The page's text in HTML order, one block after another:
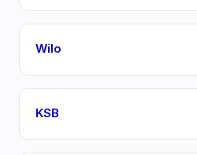
Wilo
KSB